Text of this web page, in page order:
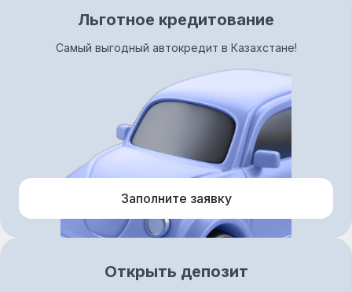
Льготное кредитование
Самый выгодный автокредит в Казахстане!
Заполните заявку
Открыть депозит